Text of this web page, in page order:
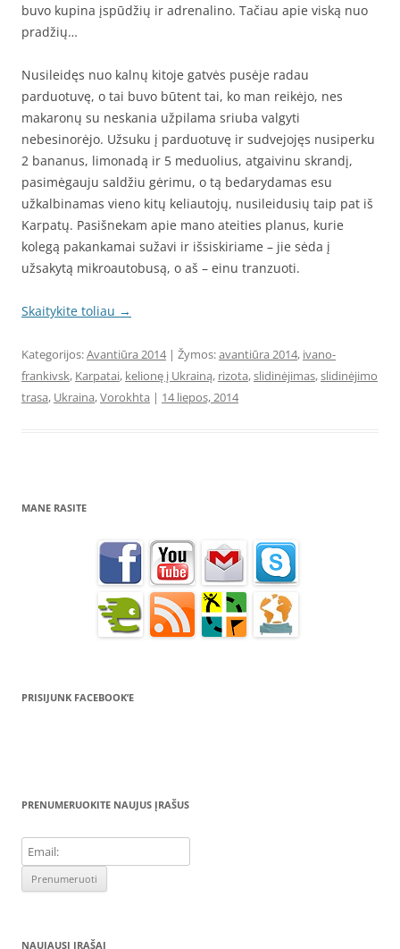
buvo kupina įspūdžių ir adrenalino. Tačiau apie viską nuo
pradžių…
Nusileidęs nuo kalnų kitoje gatvės pusėje radau
parduotuvę, o tai buvo būtent tai, ko man reikėjo, nes
makaronų su neskania užpilama sriuba valgyti
nebesinorėjo. Užsuku į parduotuvę ir sudvejojęs nusiperku
2 bananus, limonadą ir 5 meduolius, atgaivinu skrandį,
pasimėgauju saldžiu gėrimu, o tą bedarydamas esu
užkalbinamas vieno kitų keliautojų, nusileidusių taip pat iš
Karpatų. Pasišnekam apie mano ateities planus, kurie
kolegą pakankamai sužavi ir išsiskiriame – jie sėda į
užsakytą mikroautobusą, o aš – einu tranzuoti.
Skaitykite toliau →
Kategorijos:Avantiūra 2014| Žymos:avantiūra 2014, ivano-
frankivsk, Karpatai, kelionę į Ukrainą, rizota,slidinėjimas,slidinėjimo
trasa, Ukraina,Vorokhta | 14 liepos, 2014
MANE RASITE
PRISIJUNK FACEBOOK’E
PRENUMERUOKITE NAUJUS ĮRAŠUS
NAUJAUSI ĮRAŠAI